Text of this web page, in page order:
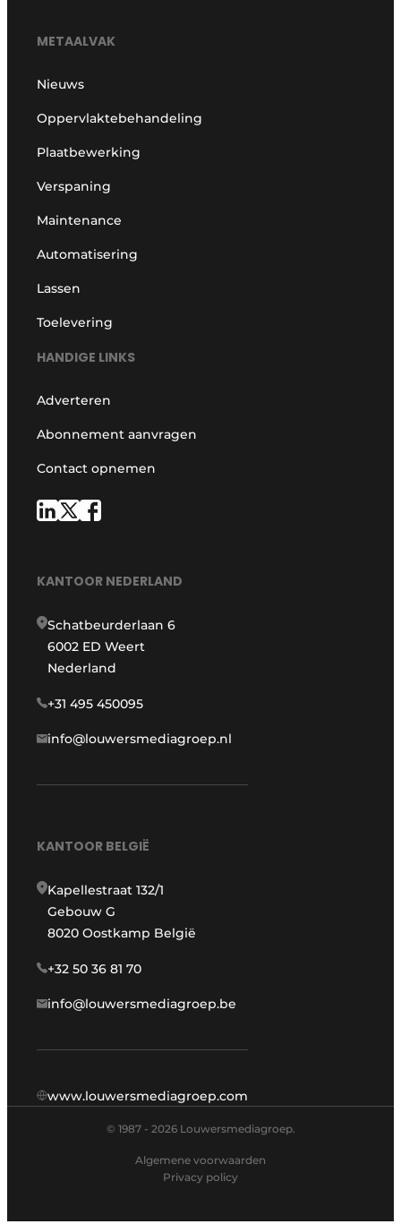
METAALVAK
Nieuws
Oppervlaktebehandeling
Plaatbewerking
Verspaning
Maintenance
Automatisering
Lassen
Toelevering
HANDIGE LINKS
Adverteren
Abonnement aanvragen
Contact opnemen
KANTOOR NEDERLAND
Schatbeurderlaan 6
6002 ED Weert
Nederland
+31 495 450095
info@louwersmediagroep.nl
KANTOOR BELGIË
Kapellestraat 132/1
Gebouw G
8020 Oostkamp België
+32 50 36 81 70
info@louwersmediagroep.be
www.louwersmediagroep.com
© 1987 - 2026 Louwersmediagroep.
Algemene voorwaarden
Privacy policy